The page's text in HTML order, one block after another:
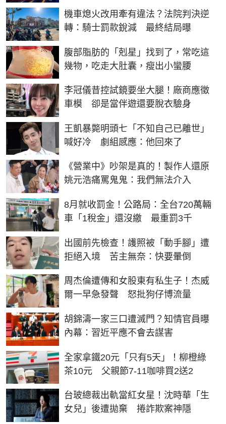
機車熄火改用牽有違法？法院判決逆
轉：騎士罰款銳減 最終結局曝
腹部脂肪的「剋星」找到了，常吃這
幾物，吃走大肚囊，瘦出小蠻腰
PR
李冠儀昔控試鏡要坐大腿！廠商應徵
車模 卻是當伴遊還要脫衣驗身
王凱暴斃明頭七「不知自己已離世」
喊好冷 劇組感應：他回來了
《營業中》吵架是真的！製作人還原
姚元浩痛罵鬼鬼：我們無法介入
8月就收罰金！公路局：全台720萬輛
車「1稅金」還沒繳 最重罰3千
出國前先檢查！護照被「動手腳」遭
拒絕入境 苦主無奈：快要暈倒
周杰倫遭傳和女股東有私生子！杰威
爾一早急發聲 怒批狗仔博流量
胡錦濤一家三口遭滅門？知情官員曝
內幕：習近平應不會去謀害
全家拿鐵20元「只有5天」！柳橙綠
茶10元 父親節7-11咖啡買2送2
台玻總裁出軌當紅女星！沈時華「生
女兒」後遭拋棄 捲詐欺案神隱